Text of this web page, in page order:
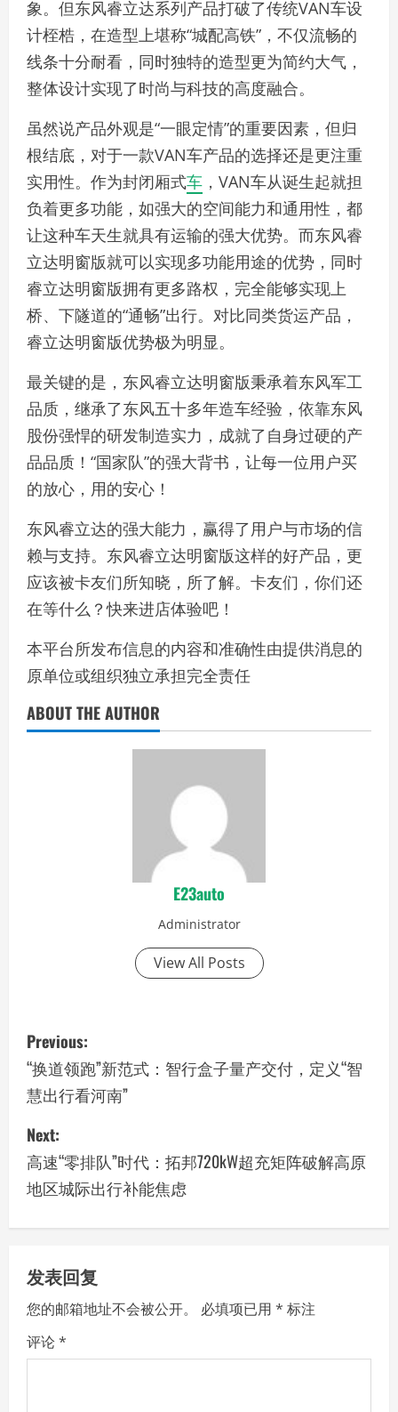
象。但东风睿立达系列产品打破了传统VAN车设
计桎梏，在造型上堪称“城配高铁”，不仅流畅的
线条十分耐看，同时独特的造型更为简约大气，
整体设计实现了时尚与科技的高度融合。
虽然说产品外观是“一眼定情”的重要因素，但归
根结底，对于一款VAN车产品的选择还是更注重
实用性。作为封闭厢式车 ，VAN车从诞生起就担
负着更多功能，如强大的空间能力和通用性，都
让这种车天生就具有运输的强大优势。而东风睿
立达明窗版就可以实现多功能用途的优势，同时
睿立达明窗版拥有更多路权，完全能够实现上
桥、下隧道的“通畅”出行。对比同类货运产品，
睿立达明窗版优势极为明显。
最关键的是，东风睿立达明窗版秉承着东风军工
品质，继承了东风五十多年造车经验，依靠东风
股份强悍的研发制造实力，成就了自身过硬的产
品品质！“国家队”的强大背书，让每一位用户买
的放心，用的安心！
东风睿立达的强大能力，赢得了用户与市场的信
赖与支持。东风睿立达明窗版这样的好产品，更
应该被卡友们所知晓，所了解。卡友们，你们还
在等什么？快来进店体验吧！
本平台所发布信息的内容和准确性由提供消息的
原单位或组织独立承担完全责任
ABOUT THE AUTHOR
E23auto
Administrator
View All Posts
P
o
s
t
n
a
i
g
a
Previous:
“换道领跑”新范式：智行盒子量产交付，定义“智
慧出行看河南”
Next:
高速“零排队”时代：拓邦720kW超充矩阵破解高原
地区城际出行补能焦虑
发表回复
您的邮箱地址不会被公开。 必填项已用 * 标注
评论*